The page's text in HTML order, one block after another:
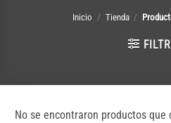
Inicio / Tienda /
No se encontraron productos